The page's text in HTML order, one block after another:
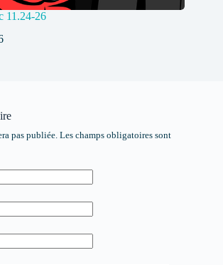
11.24-26
pas publiée. Les champs obligatoires sont